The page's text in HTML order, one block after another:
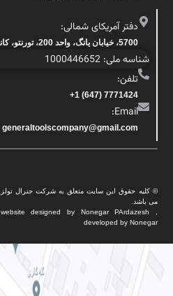
دفتر آمریکای شمالی:
5700، خیابان یانگ، واحد 200، تورنتو، کانادا
شناسه ملی: 1000446652
تلفن:
7771424 (647) 1+
Email:
generaltoolscompany@gmail.com
© کلیه حقوق این سایت متعلق به شرکت جنرال تولز
می باشد.
website designed by Nonegar PArdazesh ,
developed by Nonegar